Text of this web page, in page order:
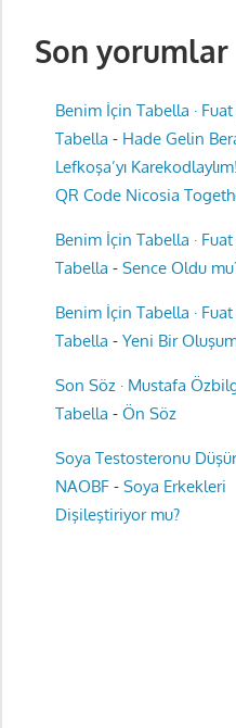
Son yorumlar
Benim İçin Tabella · Fuat
Tabella - Hade Gelin
Lefkoşa’yı
QR Code Nicosia
Benim İçin Tabella · Fuat
Tabella - Sence Oldu
Benim İçin Tabella · Fuat
Tabella - Yeni Bir
Son Söz · Mustafa
Tabella - Ön Söz
Soya Testosteronu
NAOBF- Soya Erkekleri
Dişileştiriyor mu?